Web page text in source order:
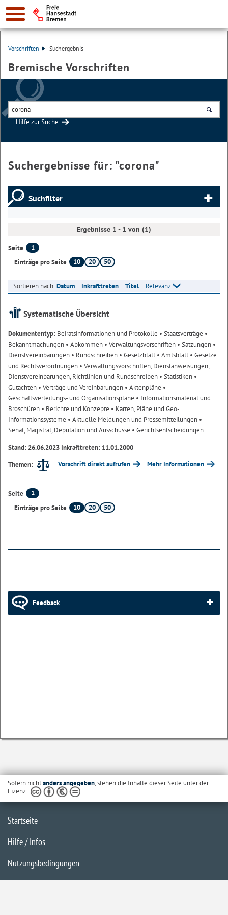
Vorschriften Suchergebnis
Bremische Vorschriften
Hilfe zur Suche
Suchergebnisse für: "corona"
Suchfilter
Ergebnisse 1 - 1 von (1)
Seite
1
Einträge pro Seite
10 20 50
Sortieren nach:Datum Inkrafttreten Titel Relevanz
Systematische Übersicht
Dokumententyp: Beiratsinformationen und Protokolle • Staatsverträge •
Bekanntmachungen • Abkommen • Verwaltungsvorschriften • Satzungen •
Dienstvereinbarungen • Rundschreiben • Gesetzblatt• Amtsblatt• Gesetze
und Rechtsverordnungen • Verwaltungsvorschriften, Dienstanweisungen,
Dienstvereinbarungen, Richtlinien und Rundschreiben • Statistiken •
Gutachten • Verträge und Vereinbarungen • Aktenpläne •
Geschäftsverteilungs- und Organisationspläne • Informationsmaterial und
Broschüren • Berichte und Konzepte • Karten, Pläne und Geo-
Informationssysteme • Aktuelle Meldungen und Pressemitteilungen •
Senat, Magistrat, Deputation und Ausschüsse • Gerichtsentscheidungen
Stand: 26.06.2023 Inkrafttreten: 11.01.2000
Themen:
Vorschrift direkt aufrufen Mehr Informationen
Seite
1
Einträge pro Seite
10 20 50
Feedback
Sofern nichtanders angegeben, stehen die Inhalte dieser Seite unter der
Lizenz
Startseite
Hilfe / Infos
Nutzungsbedingungen